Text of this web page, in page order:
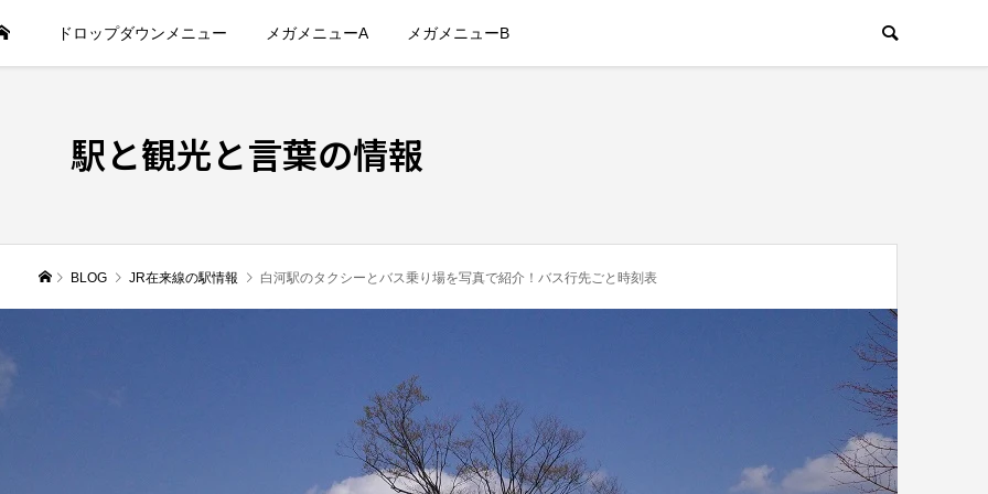
ドロップダウンメニュー メガメニューA メガメニューB
駅と観光と言葉の情報
BLOG JR在来線の駅情報 白河駅のタクシーとバス乗り場を写真で紹介！バス行先ごと時刻表